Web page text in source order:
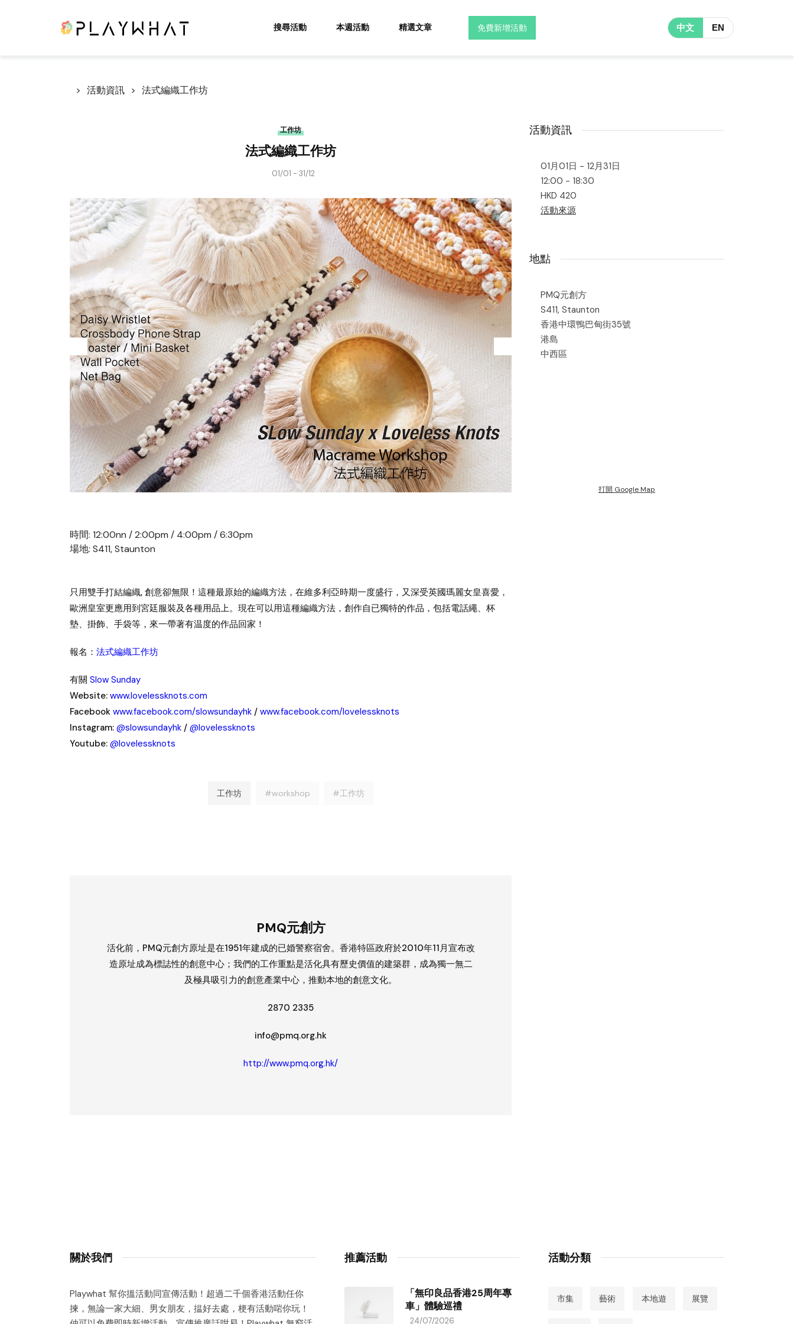
搜尋活動 本週活動 精選文章 免費新增活動 中文 EN
活動資訊 法式編織工作坊
工作坊
法式編織工作坊
01/01 - 31/12
時間: 12:00nn / 2:00pm / 4:00pm / 6:30pm
場地: S411, Staunton
只用雙手打結編織, 創意卻無限！這種最原始的編織方法，在維多利亞時期一度盛行，又深受英國瑪麗女皇喜愛，
歐洲皇室更應用到宮廷服裝及各種用品上。現在可以用這種編織方法，創作自已獨特的作品，包括電話繩、杯
墊、掛飾、手袋等，來一帶著有温度的作品回家！
報名： 法式編織工作坊
有關 Slow Sunday
Website: www.lovelessknots.com
Facebook www.facebook.com/slowsundayhk / www.facebook.com/lovelessknots
Instagram: @slowsundayhk / @lovelessknots
Youtube: @lovelessknots
工作坊 #workshop #工作坊
PMQ元創方
活化前，PMQ元創方原址是在1951年建成的已婚警察宿舍。香港特區政府於2010年11月宣布改
造原址成為標誌性的創意中心；我們的工作重點是活化具有歷史價值的建築群，成為獨一無二
及極具吸引力的創意產業中心，推動本地的創意文化。
2870 2335
info@pmq.org.hk
http://www.pmq.org.hk/
活動資訊
01月01日 - 12月31日
12:00 - 18:30
HKD 420
活動來源
地點
PMQ元創方
S411, Staunton
香港中環鴨巴甸街35號
港島
中西區
打開 Google Map
關於我們
Playwhat 幫你搵活動同宣傳活動！超過二千個香港活動任你
揀，無論一家大細、男女朋友，揾好去處，梗有活動啱你玩！
推薦活動
「無印良品香港25周年專
車」體驗巡禮
24/07/2026
活動分類
市集 藝術 本地遊 展覽